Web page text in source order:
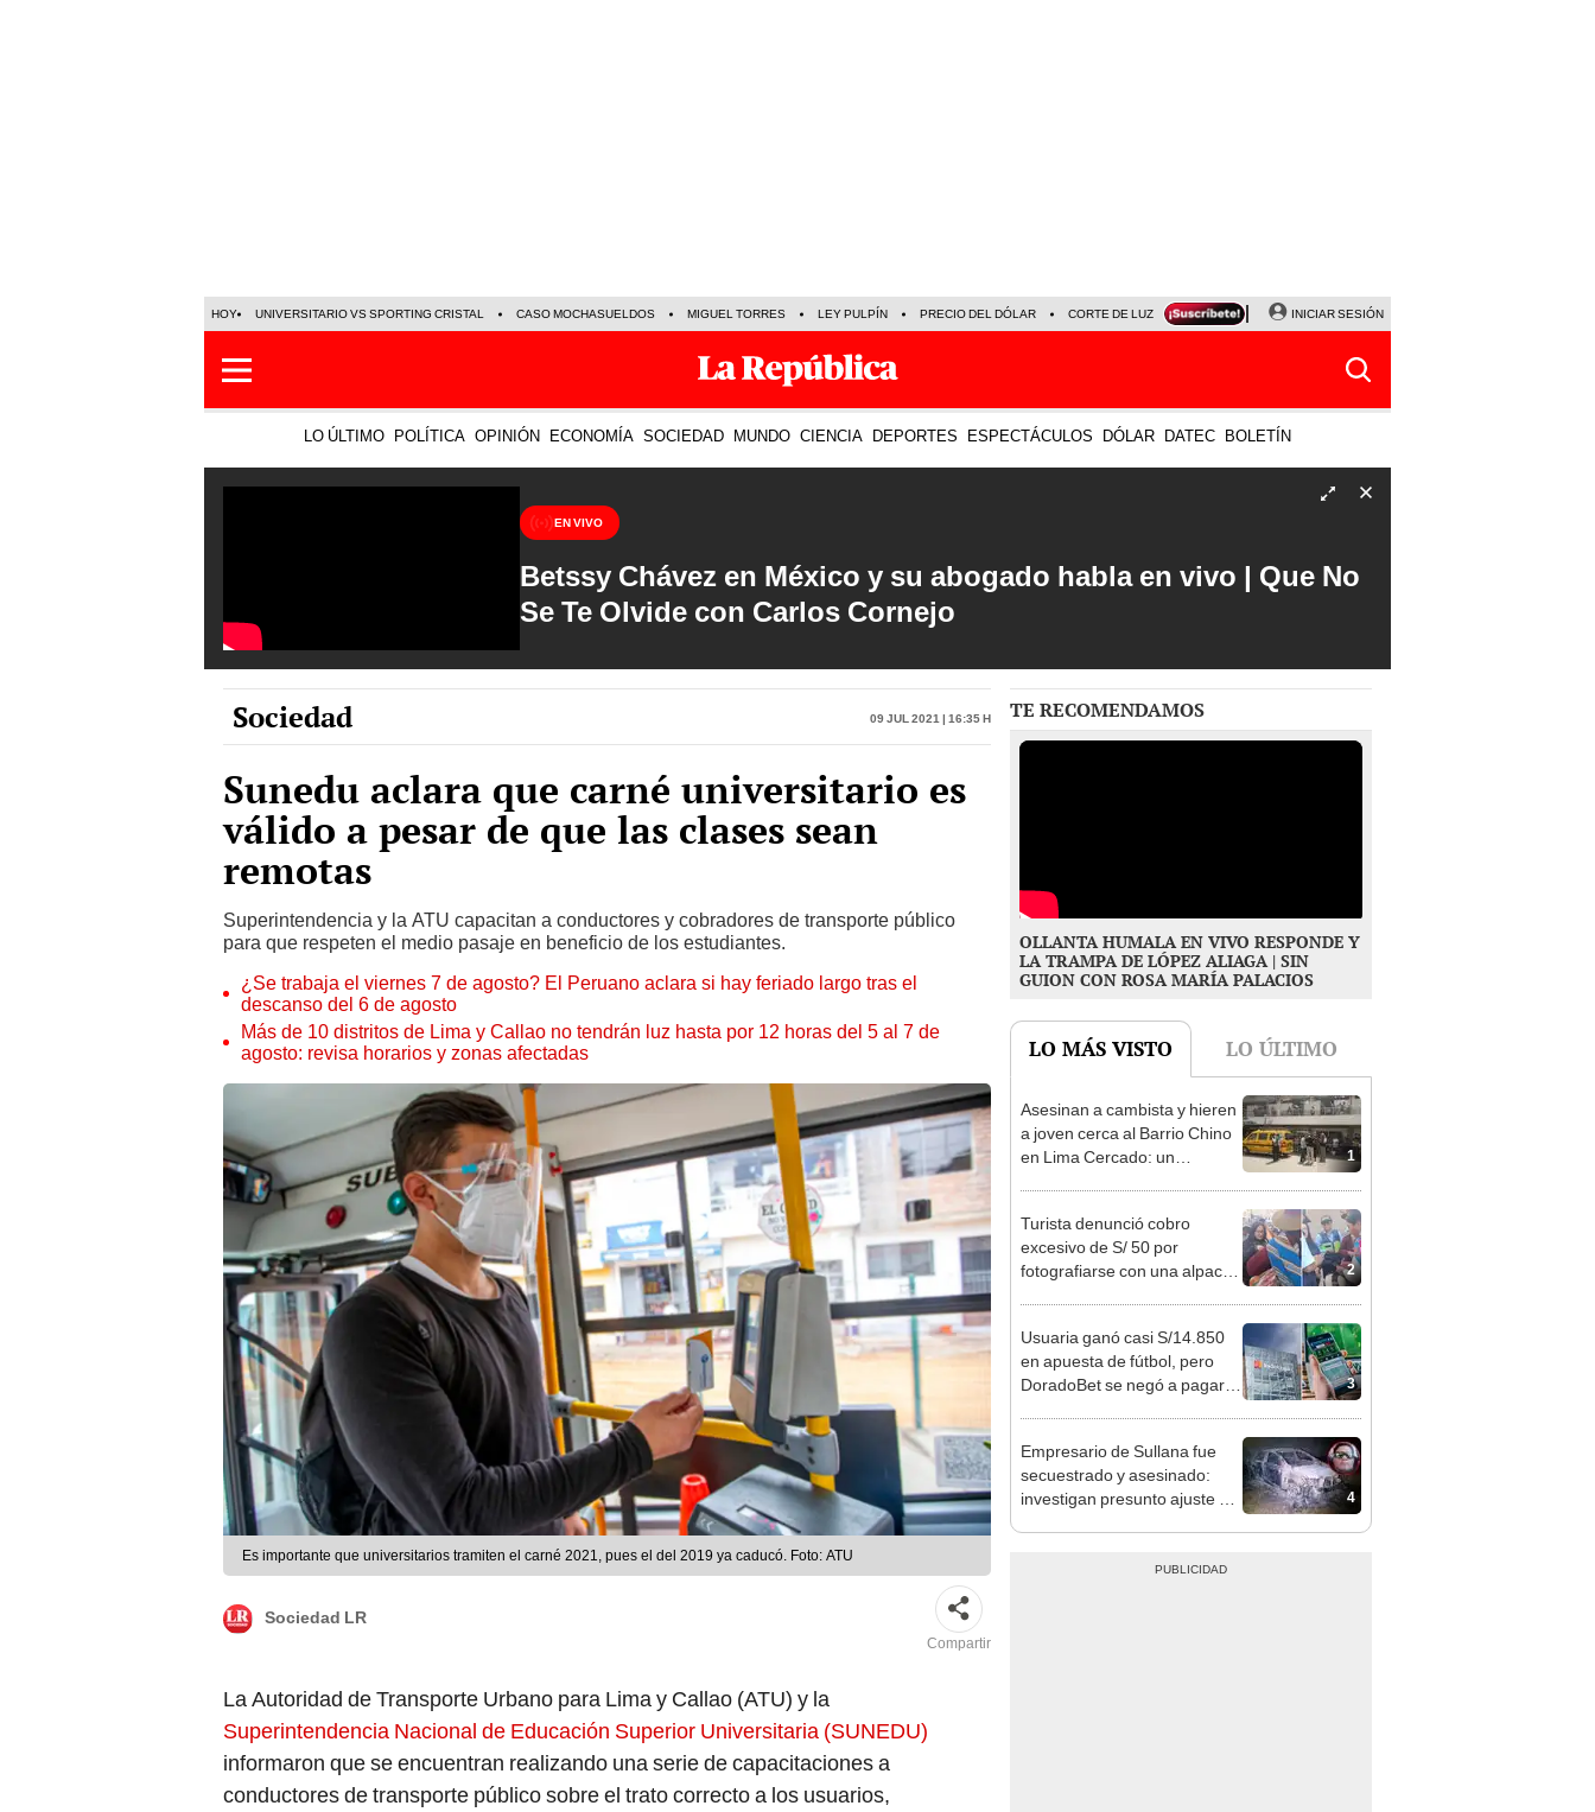
HOY UNIVERSITARIO VS SPORTING CRISTAL CASO MOCHASUELDOS MIGUEL TORRES LEY PULPÍN PRECIO DEL DÓLAR CORTE DE LUZ VIERNES 7 DE AGOSTO ALBERTO BENAVIDES
INICIAR SESIÓN
LO ÚLTIMO POLÍTICA OPINIÓN ECONOMÍA SOCIEDAD MUNDO CIENCIA DEPORTES ESPECTÁCULOS DÓLAR DATEC BOLETÍN
EN VIVO
Betssy Chávez en México y su abogado habla en vivo | Que No
Se Te Olvide con Carlos Cornejo
Sociedad 09 Jul 2021 | 16:35 h
Sunedu aclara que carné universitario es
válido a pesar de que las clases sean
remotas
Superintendencia y la ATU capacitan a conductores y cobradores de transporte público
para que respeten el medio pasaje en beneficio de los estudiantes.
¿Se trabaja el viernes 7 de agosto? El Peruano aclara si hay feriado largo tras el
descanso del 6 de agosto
Más de 10 distritos de Lima y Callao no tendrán luz hasta por 12 horas del 5 al 7 de
agosto: revisa horarios y zonas afectadas
Es importante que universitarios tramiten el carné 2021, pues el del 2019 ya caducó. Foto: ATU
Sociedad LR
Compartir
La Autoridad de Transporte Urbano para Lima y Callao (ATU) y la
Superintendencia Nacional de Educación Superior Universitaria (SUNEDU)
informaron que se encuentran realizando una serie de capacitaciones a
conductores de transporte público sobre el trato correcto a los usuarios,
TE RECOMENDAMOS
OLLANTA HUMALA EN VIVO RESPONDE Y
LA TRAMPA DE LÓPEZ ALIAGA | SIN
GUION CON ROSA MARÍA PALACIOS
LO MÁS VISTO LO ÚLTIMO
1
Asesinan a cambista y hieren
a joven cerca al Barrio Chino
en Lima Cercado: un
2
Turista denunció cobro
excesivo de S/ 50 por
fotografiarse con una alpaca
3
Usuaria ganó casi S/14.850
en apuesta de fútbol, pero
DoradoBet se negó a pagar:
4
Empresario de Sullana fue
secuestrado y asesinado:
investigan presunto ajuste de